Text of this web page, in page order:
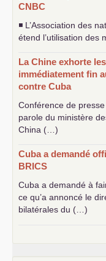
CNBC
◾ L’Association des
étend l’utilisation
La Chine exhorte
immédiatement fin
contre Cuba
Conférence de
parole du ministère
China (…)
Cuba a demandé
BRICS
Cuba a demandé à
ce qu’a annoncé le
bilatérales du (…)